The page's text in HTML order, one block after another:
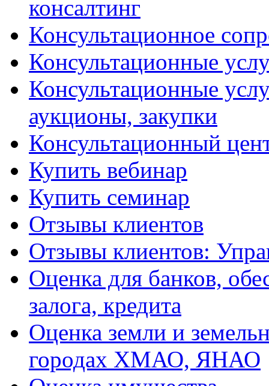
консалтинг
Консультационное
Консультационные
Консультационные
аукционы, закупки
Консультационный
Купить вебинар
Купить семинар
Отзывы клиентов
Отзывы клиентов:
Оценка для банков,
залога, кредита
Оценка земли и
городах ХМАО, ЯНАО